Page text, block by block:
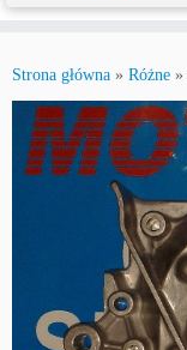
do
treści
Strona główna » Różne »